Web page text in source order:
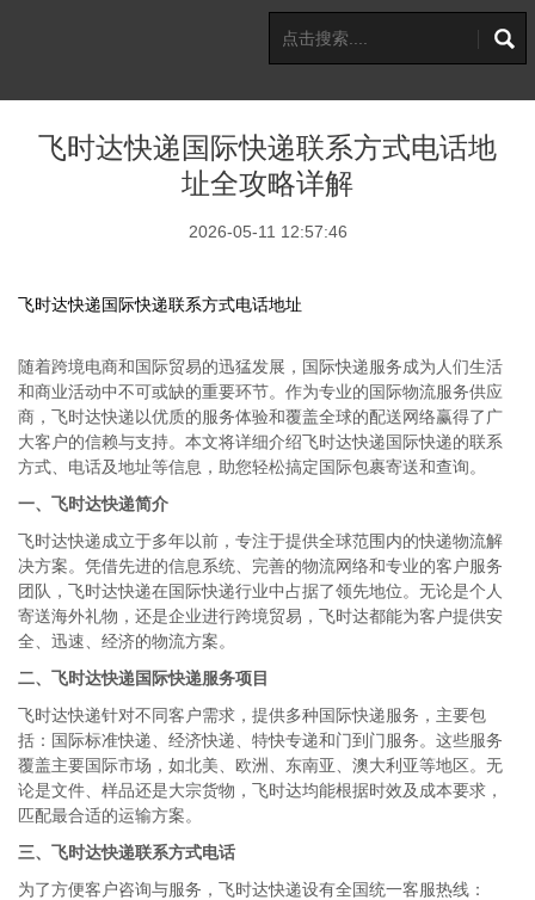
飞时达快递国际快递联系方式电话地
址全攻略详解
2026-05-11 12:57:46
飞时达快递国际快递联系方式电话地址
随着跨境电商和国际贸易的迅猛发展，国际快递服务成为人们生活
和商业活动中不可或缺的重要环节。作为专业的国际物流服务供应
商，飞时达快递以优质的服务体验和覆盖全球的配送网络赢得了广
大客户的信赖与支持。本文将详细介绍飞时达快递国际快递的联系
方式、电话及地址等信息，助您轻松搞定国际包裹寄送和查询。
一、飞时达快递简介
飞时达快递成立于多年以前，专注于提供全球范围内的快递物流解
决方案。凭借先进的信息系统、完善的物流网络和专业的客户服务
团队，飞时达快递在国际快递行业中占据了领先地位。无论是个人
寄送海外礼物，还是企业进行跨境贸易，飞时达都能为客户提供安
全、迅速、经济的物流方案。
二、飞时达快递国际快递服务项目
飞时达快递针对不同客户需求，提供多种国际快递服务，主要包
括：国际标准快递、经济快递、特快专递和门到门服务。这些服务
覆盖主要国际市场，如北美、欧洲、东南亚、澳大利亚等地区。无
论是文件、样品还是大宗货物，飞时达均能根据时效及成本要求，
匹配最合适的运输方案。
三、飞时达快递联系方式电话
为了方便客户咨询与服务，飞时达快递设有全国统一客服热线：